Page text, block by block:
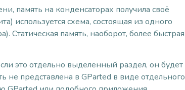
память на конденсаторах получила своё
используется схема, состоящая из одного
Статическая память, наоборот, более быстрая
это отдельно выделенный раздел, он будет
не представлена в GParted в виде отдельного